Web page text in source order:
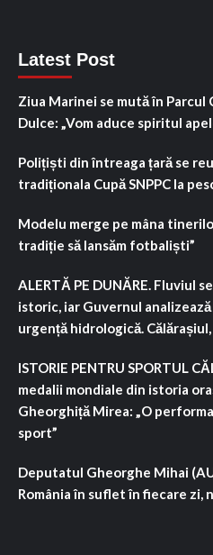
Latest Post
Ziua Marinei se mută în Parcul
Dulce: „Vom aduce spiritul
Polițiști din întreaga țară se
tradiționala Cupă SNPPC la
Modelu merge pe mâna
tradiție să lansăm fotbaliști”
ALERTĂ PE DUNĂRE. Fluviul
istoric, iar Guvernul
urgență hidrologică.
ISTORIE PENTRU SPORTUL
medalii mondiale din istoria
Gheorghiță Mirea: „O
sport”
Deputatul Gheorghe Mihai
România în suflet în fiecare zi,